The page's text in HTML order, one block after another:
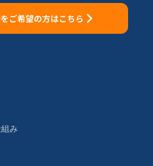
ご希望の方はこちら
み